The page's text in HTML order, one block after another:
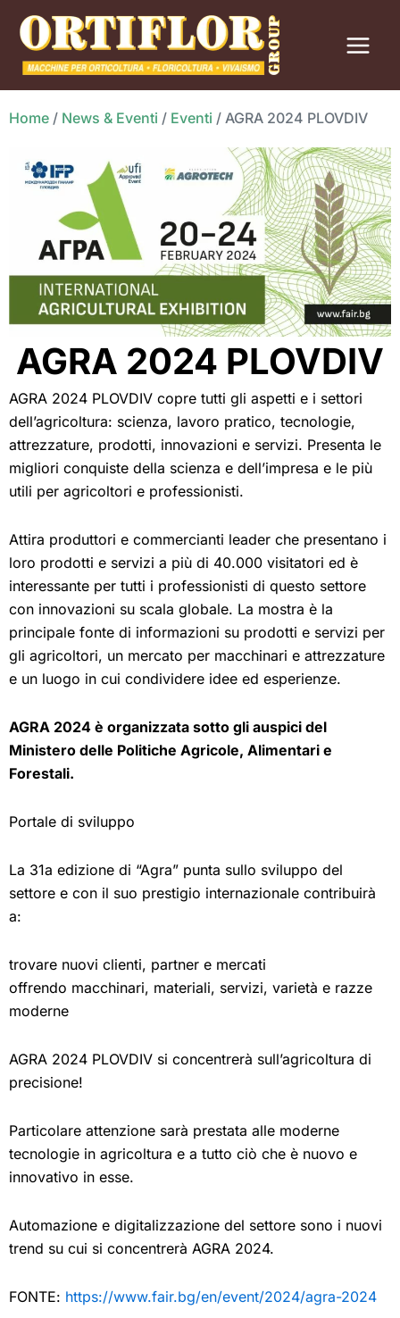
contenuto
Home / News & Eventi / Eventi / AGRA 2024 PLOVDIV
AGRA 2024 PLOVDIV
AGRA 2024 PLOVDIV copre tutti gli aspetti e i settori
dell’agricoltura: scienza, lavoro pratico, tecnologie,
attrezzature, prodotti, innovazioni e servizi. Presenta le
migliori conquiste della scienza e dell’impresa e le più
utili per agricoltori e professionisti.
Attira produttori e commercianti leader che presentano i
loro prodotti e servizi a più di 40.000 visitatori ed è
interessante per tutti i professionisti di questo settore
con innovazioni su scala globale. La mostra è la
principale fonte di informazioni su prodotti e servizi per
gli agricoltori, un mercato per macchinari e attrezzature
e un luogo in cui condividere idee ed esperienze.
AGRA 2024 è organizzata sotto gli auspici del
Ministero delle Politiche Agricole, Alimentari e
Forestali.
Portale di sviluppo
La 31a edizione di “Agra” punta sullo sviluppo del
settore e con il suo prestigio internazionale contribuirà
a:
trovare nuovi clienti, partner e mercati
offrendo macchinari, materiali, servizi, varietà e razze
moderne
AGRA 2024 PLOVDIV si concentrerà sull’agricoltura di
precisione!
Particolare attenzione sarà prestata alle moderne
tecnologie in agricoltura e a tutto ciò che è nuovo e
innovativo in esse.
Automazione e digitalizzazione del settore sono i nuovi
trend su cui si concentrerà AGRA 2024.
FONTE: https://www.fair.bg/en/event/2024/agra-2024